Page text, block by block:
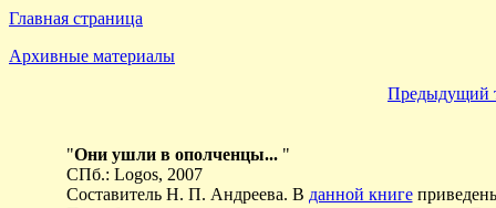
Главная страница
Архивные материалы
Предыдущий
"Они ушли в ополченцы... "
СПб.: Logos, 2007
Составитель Н. П. Андреева. В данной книге